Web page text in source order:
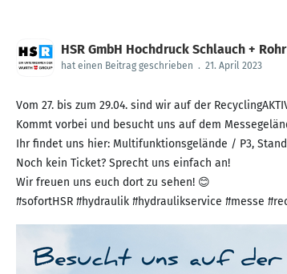
HSR GmbH Hochdruck Schlauch +
hat einen Beitrag geschrieben . 21. April 2023
Vom 27. bis zum 29.04. sind wir auf der
Kommt vorbei und besucht uns auf dem
Ihr findet uns hier: Multifunktionsgelände / P3,
Noch kein Ticket? Sprecht uns einfach an!
Wir freuen uns euch dort zu sehen! 😊
#sofortHSR #hydraulik #hydraulikservice #messe